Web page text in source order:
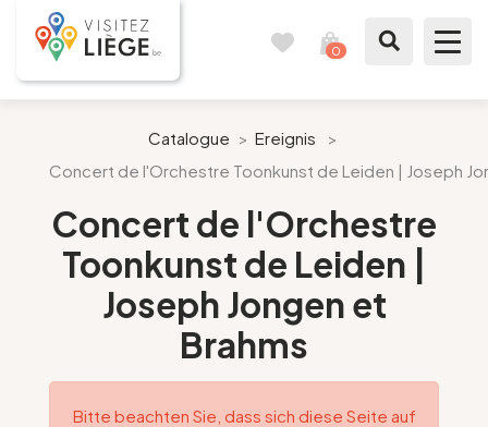
0
Wie ein Bürger von Lüttich
Meinen Aufenthalt vorbereiten
Unsere Vorschläge
Agenda
Catalogue > Ereignis
>
Concert de l'Orchestre Toonkunst de Leiden | Joseph
Concert de l'Orchestre
Toonkunst de Leiden |
Joseph Jongen et
Brahms
Bitte beachten Sie, dass sich diese Seite auf